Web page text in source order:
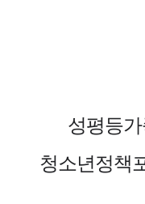
성평등
청소년정책